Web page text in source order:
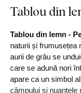
Tablou din
Tablou din lemn -
naturii și frumusețea
aurii de grâu se
care se adună nori
apare ca un simbol al
câmpului și nuanțele